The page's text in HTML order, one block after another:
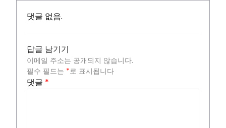
댓글 없음.
답글 남기기
이메일 주소는 공개되지 않습니다.
필수 필드는 *로 표시됩니다
댓글 *